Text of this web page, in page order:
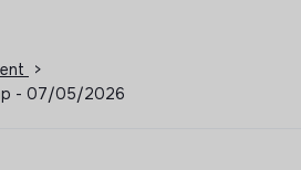
>
- 07/05/2026